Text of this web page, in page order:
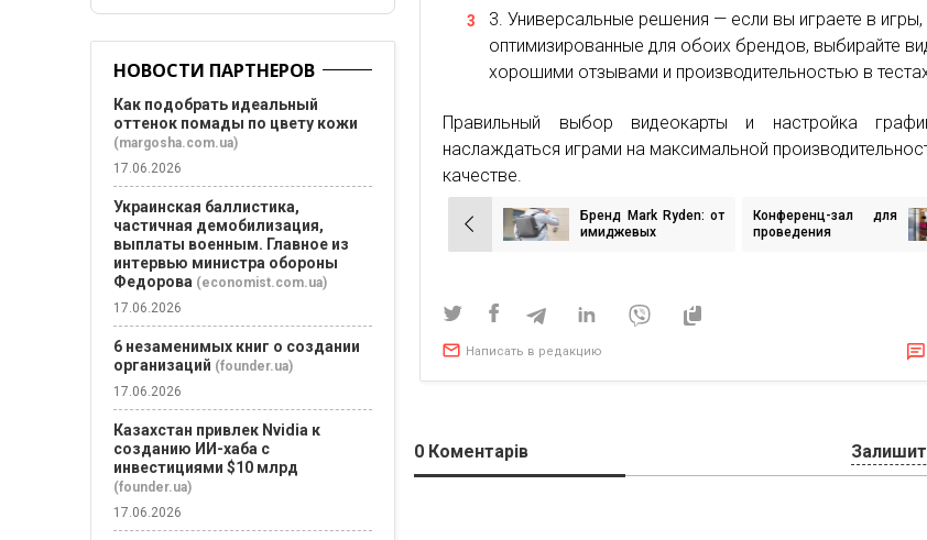
Универсальные решения — если вы играете в игры,
оптимизированные для обоих брендов, выбирайте
хорошими отзывами и производительностью в
Правильный выбор видеокарты и настройка
наслаждаться играми на максимальной
качестве.
Навигация
по
Бренд Mark Ryden: от
имиджевых
Конференц-зал для
проведения
Написать в редакцию
0 Коментарів
НОВОСТИ ПАРТНЕРОВ
Как подобрать идеальный
оттенок помады по цвету кожи
(margosha.com.ua)
17.06.2026
Украинская баллистика,
частичная демобилизация,
выплаты военным. Главное из
интервью министра обороны
Федорова (economist.com.ua)
17.06.2026
6 незаменимых книг о создании
организаций (founder.ua)
17.06.2026
Казахстан привлек Nvidia к
созданию ИИ-хаба с
инвестициями $10 млрд
(founder.ua)
17.06.2026